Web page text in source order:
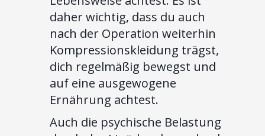
daher wichtig, dass du auch
nach der Operation weiterhin
Kompressionskleidung trägst,
dich regelmäßig bewegst und
auf eine ausgewogene
Ernährung achtest.
Auch die psychische Belastung